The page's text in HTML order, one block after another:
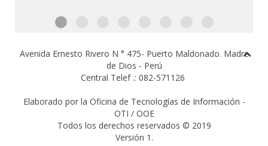
Avenida Ernesto Rivero N ° 475- Puerto Maldonado. Madre
de Dios - Perú
Central Telef .: 082-571126
Elaborado por la Oficina de Tecnologías de Información -
OTI / OOE
Todos los derechos reservados © 2019
Versión 1.